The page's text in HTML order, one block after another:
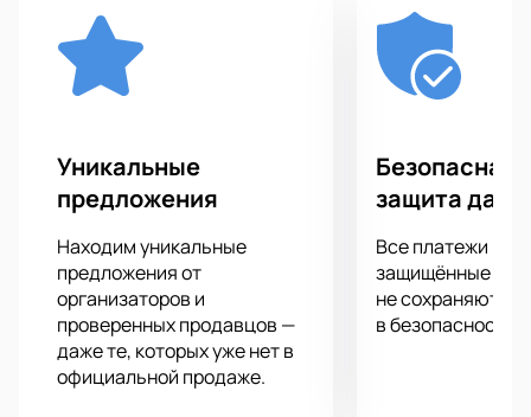
любимого Twin Atlantic. Park Live 2022 из любой
точки Олимпийского комплекса «Лужники»,
несмотря на то, на каком расстоянии от сцены вы
находитесь.
посещения концерта своего любимого
исполнителя!
Уникальные
предложения
Находим уникальные
предложения от
организаторов и
проверенных продавцов —
даже те, которых уже нет в
официальной продаже.
Безопасная
защита
Все платежи
защищённые
не сохраняются
в безопасности.